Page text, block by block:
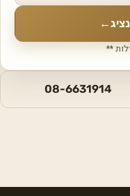
←
**
08-6631914